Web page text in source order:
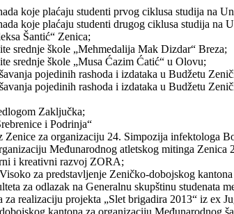
koje plaćaju studenti prvog ciklusa studija na
koje plaćaju studenti drugog ciklusa studija na
Šantić“ Zenica;
srednje škole „Mehmedalija Mak Dizdar“ Breza;
srednje škole „Musa Ćazim Ćatić“ u Olovu;
pojedinih rashoda i izdataka u Budžetu
pojedinih rashoda i izdataka u Budžetu
Zaključka;
i Podrinja“
za organizaciju 24. Simpozija infektologa
Međunarodnog atletskog mitinga Zenica
i kreativni razvoj ZORA;
za predstavljenje Zeničko-dobojskog
za odlazak na Generalnu skupštinu studenata
realizaciju projekta „Slet brigadira 2013“ iz ex